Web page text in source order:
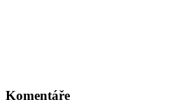
Komentáře